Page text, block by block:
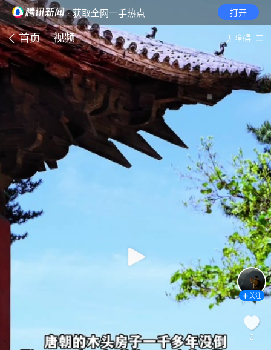
· 获取全网一手热点 打开
首页 视频 无障碍
关注
2